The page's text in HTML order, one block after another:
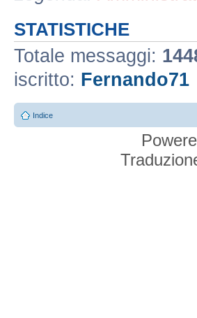
STATISTICHE
Totale messaggi:
iscritto: Fernando71
Indice